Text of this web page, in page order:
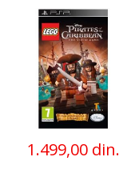
1.499,00 din.